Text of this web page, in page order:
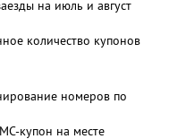
на июль и август
количество купонов
номеров по
купон на месте